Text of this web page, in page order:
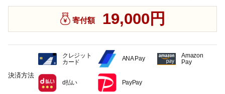
寄付額 19,000円
決済方法
クレジット
カード
ANA Pay
Amazon
Pay
d払い PayPay